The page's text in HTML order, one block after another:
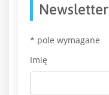
Newsletter
* pole wymagane
Imię